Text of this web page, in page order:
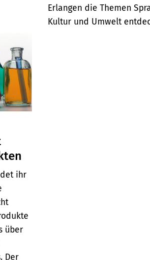
Erlangen die Themen
Kultur und Umwelt
ihr
über
Der